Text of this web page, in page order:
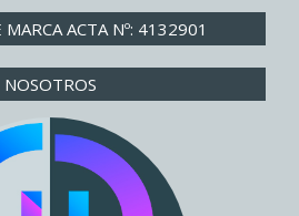
ACTA Nº: 4132901
NOSOTROS